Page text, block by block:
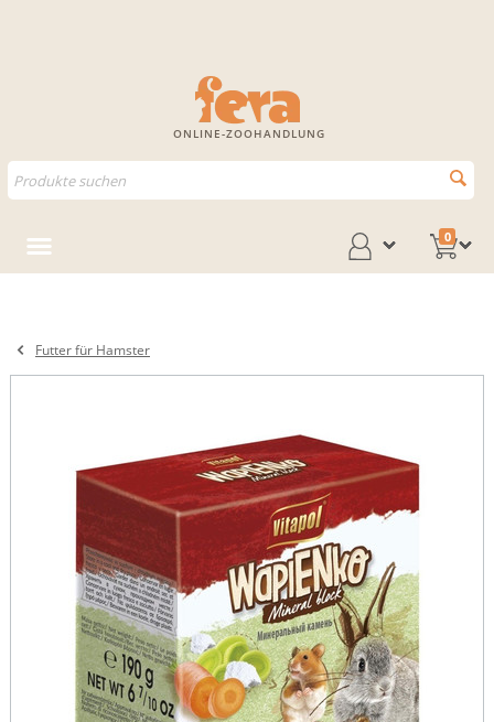
ONLINE-ZOOHANDLUNG
0
Futter für Hamster